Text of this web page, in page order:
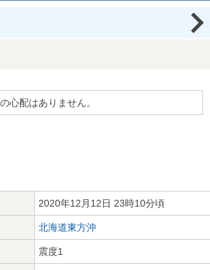
心配はありません。
2020年12月12日 23時10分頃
北海道東方沖
震度1